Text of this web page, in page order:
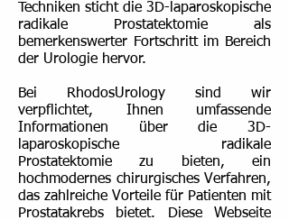
Techniken sticht die 3D-laparoskopische
radikale Prostatektomie als
bemerkenswerter Fortschritt im Bereich
der Urologie hervor.
Bei RhodosUrology sind wir
verpflichtet, Ihnen umfassende
Informationen über die 3D-
laparoskopische radikale
Prostatektomie zu bieten, ein
hochmodernes chirurgisches Verfahren,
das zahlreiche Vorteile für Patienten mit
Prostatakrebs bietet. Diese Webseite